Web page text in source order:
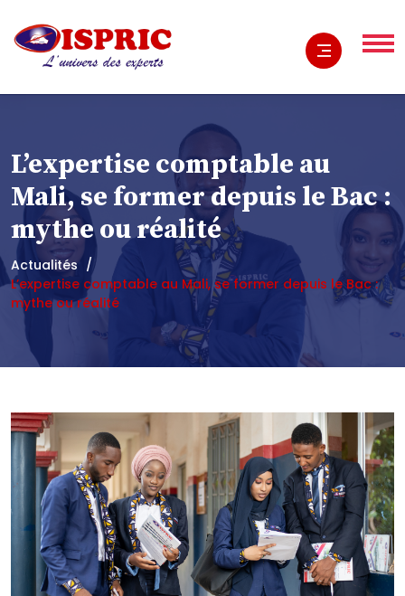
L’expertise comptable au
Mali, se former depuis le Bac :
mythe ou réalité
Actualités
L’expertise comptable au Mali, se former depuis le Bac :
mythe ou réalité